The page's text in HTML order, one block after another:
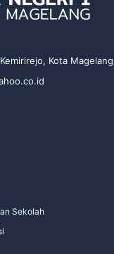
Kota Magelang
Sekolah